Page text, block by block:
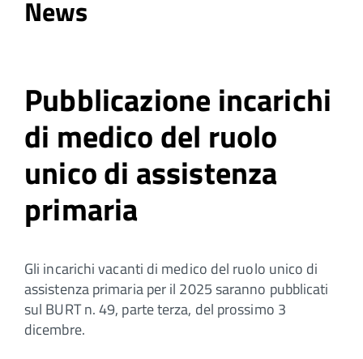
News
Pubblicazione incarichi
di medico del ruolo
unico di assistenza
primaria
Gli incarichi vacanti di medico del ruolo unico di
assistenza primaria per il 2025 saranno pubblicati
sul BURT n. 49, parte terza, del prossimo 3
dicembre.